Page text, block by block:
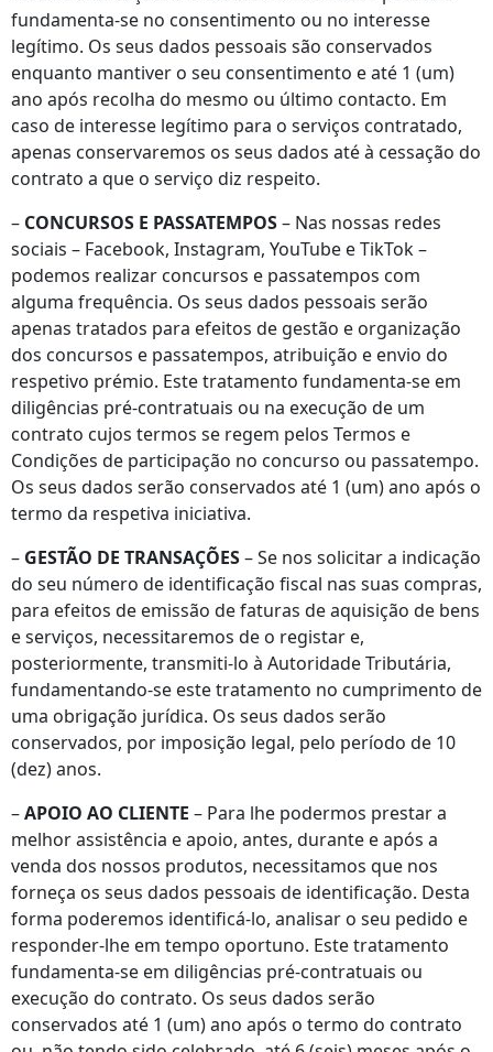
fundamenta-se no consentimento ou no interesse
legítimo. Os seus dados pessoais são conservados
enquanto mantiver o seu consentimento e até 1 (um)
ano após recolha do mesmo ou último contacto. Em
caso de interesse legítimo para o serviços contratado,
apenas conservaremos os seus dados até à cessação do
contrato a que o serviço diz respeito.
– CONCURSOS E PASSATEMPOS– Nas nossas redes
sociais – Facebook, Instagram, YouTube e TikTok –
podemos realizar concursos e passatempos com
alguma frequência. Os seus dados pessoais serão
apenas tratados para efeitos de gestão e organização
dos concursos e passatempos, atribuição e envio do
respetivo prémio. Este tratamento fundamenta-se em
diligências pré-contratuais ou na execução de um
contrato cujos termos se regem pelos Termos e
Condições de participação no concurso ou passatempo.
Os seus dados serão conservados até 1 (um) ano após o
termo da respetiva iniciativa.
– GESTÃO DE TRANSAÇÕES– Se nos solicitar a indicação
do seu número de identificação fiscal nas suas compras,
para efeitos de emissão de faturas de aquisição de bens
e serviços, necessitaremos de o registar e,
posteriormente, transmiti-lo à Autoridade Tributária,
fundamentando-se este tratamento no cumprimento de
uma obrigação jurídica. Os seus dados serão
conservados, por imposição legal, pelo período de 10
(dez) anos.
–APOIO AO CLIENTE – Para lhe podermos prestar a
melhor assistência e apoio, antes, durante e após a
venda dos nossos produtos, necessitamos que nos
forneça os seus dados pessoais de identificação. Desta
forma poderemos identificá-lo, analisar o seu pedido e
responder-lhe em tempo oportuno. Este tratamento
fundamenta-se em diligências pré-contratuais ou
execução do contrato. Os seus dados serão
conservados até 1 (um) ano após o termo do contrato